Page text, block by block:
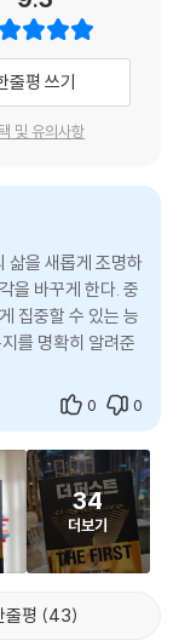
는 것이라는 ‘국가
노동의 가치를 극대
벌기도 한다. 자본
게임이고, 이 게임의
축하라」 중에서
에서 더 빠르게 유리
닌 ‘곱하기 게임’에
업으로 수익을 두 배
에서 1200까지 올리
월 300만 원을 벌
서 돈, 시간, 체력을
을 단계별로 전수한
를 보장받을까? 저자
히 별개라고 단언한
소득만으로 안정적
사 후 준비 없이 투자
사례도 비일비재하
고났다는 걸 받아들
줄평 쓰기
및 유의사항
삶을 새롭게 조명하
을 바꾸게 한다. 중
집중할 수 있는 능
를 명확히 알려준
0 0
34
더보기
줄평 43